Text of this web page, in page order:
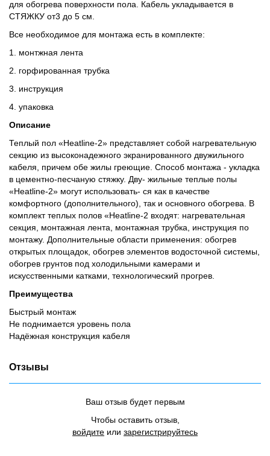
для обогрева поверхности пола. Кабель укладывается в
СТЯЖКУ от3 до 5 см.
Все необходимое для монтажа есть в комплекте:
1. монтжная лента
2. горфированная трубка
3. инструкция
4. упаковка
Описание
Теплый пол «Heatline-2» представляет собой нагревательную
секцию из высоконадежного экранированного двужильного
кабеля, причем обе жилы греющие. Способ монтажа - укладка
в цементно-песчаную стяжку. Дву- жильные теплые полы
«Heatline-2» могут использовать- ся как в качестве
комфортного (дополнительного), так и основного обогрева. В
комплект теплых полов «Heatline-2 входят: нагревательная
секция, монтажная лента, монтажная трубка, инструкция по
монтажу. Дополнительные области применения: обогрев
открытых площадок, обогрев элементов водосточной системы,
обогрев грунтов под холодильными камерами и
искусственными катками, технологический прогрев.
Преимущества
Быстрый монтаж
Не поднимается уровень пола
Надёжная конструкция кабеля
Отзывы
Ваш отзыв будет первым
Чтобы оставить отзыв,
войдите или зарегистрируйтесь